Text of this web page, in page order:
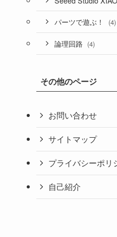
パーツで遊ぶ！ (4)
論理回路 (4)
その他のページ
お問い合わせ
サイトマップ
プライバシーポリ
自己紹介